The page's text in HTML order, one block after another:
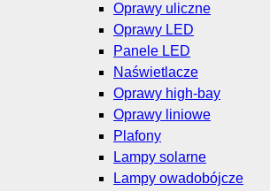
Oprawy uliczne
Oprawy LED
Panele LED
Naświetlacze
Oprawy high-bay
Oprawy liniowe
Plafony
Lampy solarne
Lampy owadobójcze